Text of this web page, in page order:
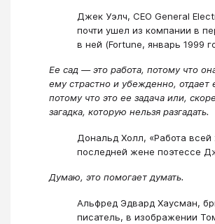
Джек Уэлч, CEO General
почти ушел из компании в
в ней (Fortune, январь 1999
Ее сад — это работа, потому что
ему страстно и убежденно, отдает
потому что это ее задача или,
загадка, которую нельзя разгадать.
Дональд Холл, «Работа
последней жене поэтессе
Думаю, это помогает думать.
Альфред Эдвард Хаусман,
писатель, в изображении